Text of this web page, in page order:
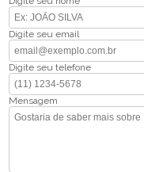
Digite seu email
Digite seu telefone
Mensagem